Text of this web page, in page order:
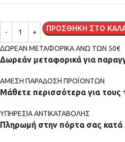
ΠΡΟΣΘΉΚΗ ΣΤΟ
ΔΩΡΕΑΝ ΜΕΤΑΦΟΡΙΚΑ ΑΝΩ ΤΩΝ 50€
Δωρεάν μεταφορικά για
ΑMEΣΗ ΠΑΡΑΔΟΣΗ ΠΡΟΪΟΝΤΩΝ
Μάθετε περισσότερα για
ΥΠΗΡΕΣΙΑ ΑΝΤΙΚΑΤΑΒΟΛΗΣ
Πληρωμή στην πόρτα σας